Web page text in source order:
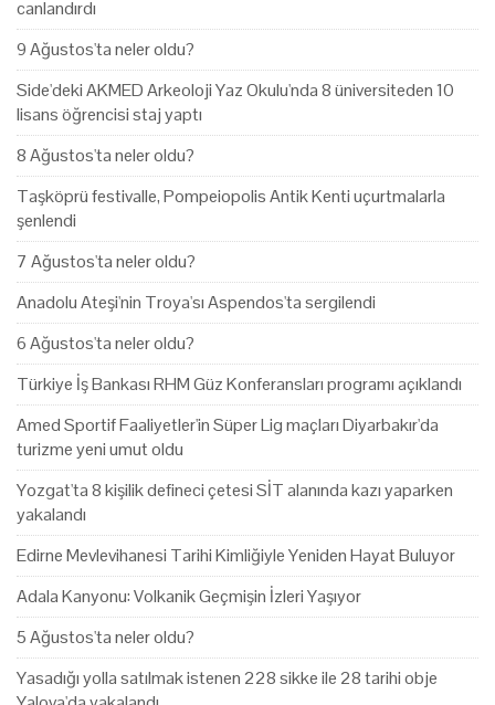
canlandırdı
9 Ağustos'ta neler oldu?
Side'deki AKMED Arkeoloji Yaz Okulu'nda 8 üniversiteden 10
lisans öğrencisi staj yaptı
8 Ağustos'ta neler oldu?
Taşköprü festivalle, Pompeiopolis Antik Kenti uçurtmalarla
şenlendi
7 Ağustos'ta neler oldu?
Anadolu Ateşi'nin Troya'sı Aspendos'ta sergilendi
6 Ağustos'ta neler oldu?
Türkiye İş Bankası RHM Güz Konferansları programı açıklandı
Amed Sportif Faaliyetler'in Süper Lig maçları Diyarbakır'da
turizme yeni umut oldu
Yozgat'ta 8 kişilik defineci çetesi SİT alanında kazı yaparken
yakalandı
Edirne Mevlevihanesi Tarihi Kimliğiyle Yeniden Hayat Buluyor
Adala Kanyonu: Volkanik Geçmişin İzleri Yaşıyor
5 Ağustos'ta neler oldu?
Yasadığı yolla satılmak istenen 228 sikke ile 28 tarihi obje